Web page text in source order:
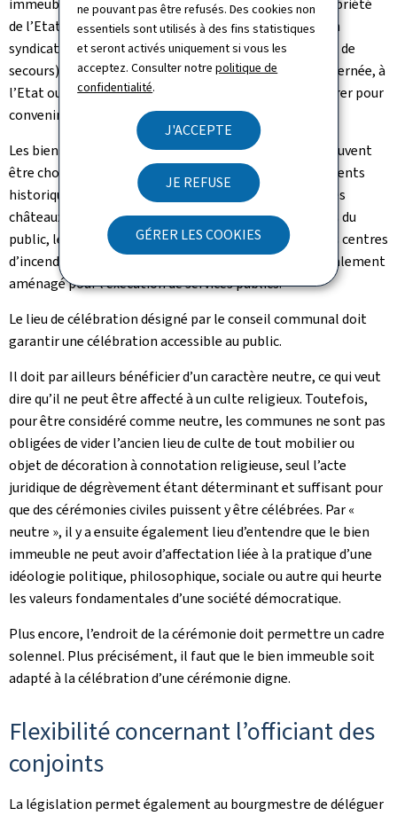
ne pouvant pas être refusés. Des cookies non
essentiels sont utilisés à des fins statistiques
et seront activés uniquement si vous les
acceptez. Consulter notrepolitique de
confidentialité.
J'ACCEPTE
JE REFUSE
GÉRER LES COOKIES
immeuble que la maison communale. En cas d’une propriété
de l’Etat ou d’un établissement public (par exemple un
syndicat communal, le Corps grand-ducal d’incendie et de
secours), il revient respectivement à la commune concernée, à
l’Etat ou à l’établissement public concerné de collaborer pour
convenir des conditions d’usage des biens immeubles.
Les biens immeubles affectés à un service public qui peuvent
être choisis sont, par exemple, les mairies, les monuments
historiques, les halles publiques, les salles des fêtes, les
châteaux des collectivités publiques ouverts aux visites du
public, les stades municipaux, les parcs municipaux, les centres
d’incendie et de secours ou tout autre immeuble spécialement
aménagé pour l’exécution de services publics.
Le lieu de célébration désigné par le conseil communal doit
garantir une célébration accessible au public.
Il doit par ailleurs bénéficier d’un caractère neutre, ce qui veut
dire qu’il ne peut être affecté à un culte religieux. Toutefois,
pour être considéré comme neutre, les communes ne sont pas
obligées de vider l’ancien lieu de culte de tout mobilier ou
objet de décoration à connotation religieuse, seul l’acte
juridique de dégrèvement étant déterminant et suffisant pour
que des cérémonies civiles puissent y être célébrées. Par «
neutre », il y a ensuite également lieu d’entendre que le bien
immeuble ne peut avoir d’affectation liée à la pratique d’une
idéologie politique, philosophique, sociale ou autre qui heurte
les valeurs fondamentales d’une société démocratique.
Plus encore, l’endroit de la cérémonie doit permettre un cadre
solennel. Plus précisément, il faut que le bien immeuble soit
adapté à la célébration d’une cérémonie digne.
Flexibilité concernant l’officiant des
conjoints
La législation permet également au bourgmestre de déléguer